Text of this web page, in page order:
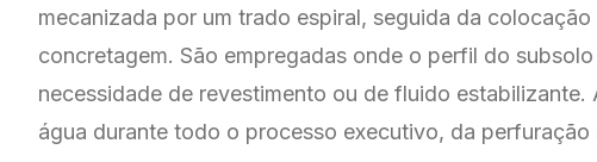
mecanizada por um trado espiral, seguida da
concretagem. São empregadas onde o perfil do
necessidade de revestimento ou de fluido
água durante todo o processo executivo, da perfuração